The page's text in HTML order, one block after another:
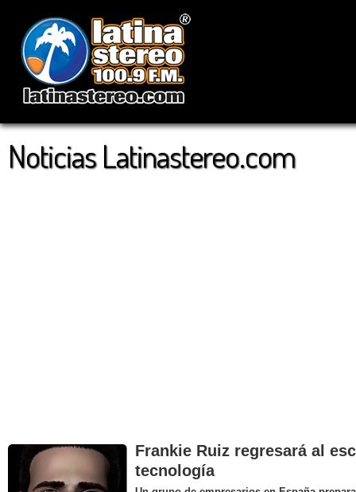
Noticias Latinastereo.com
Frankie Ruiz regresará al
tecnología